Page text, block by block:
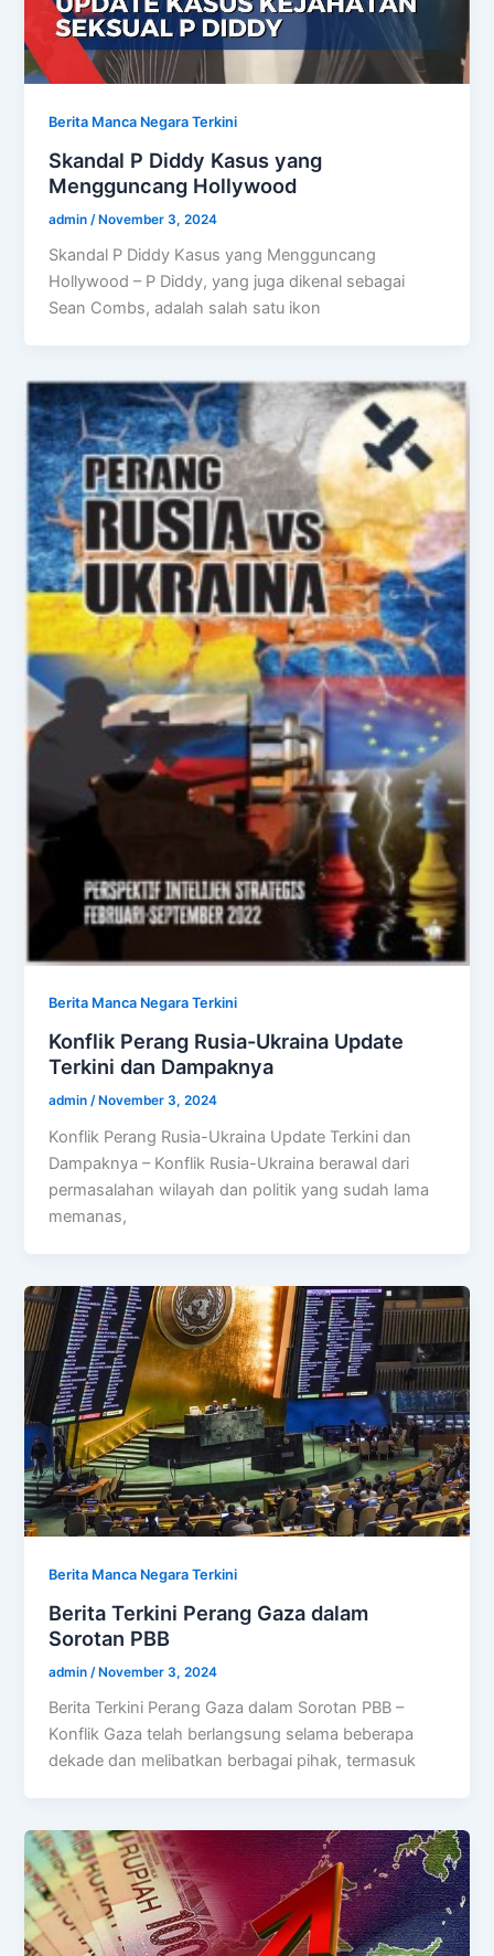
Berita Manca Negara Terkini
Skandal P Diddy Kasus yang
Mengguncang Hollywood
admin /November 3, 2024
Skandal P Diddy Kasus yang Mengguncang
Hollywood – P Diddy, yang juga dikenal sebagai
Sean Combs, adalah salah satu ikon
Berita Manca Negara Terkini
Konflik Perang Rusia-Ukraina Update
Terkini dan Dampaknya
admin/ November 3, 2024
Konflik Perang Rusia-Ukraina Update Terkini dan
Dampaknya – Konflik Rusia-Ukraina berawal dari
permasalahan wilayah dan politik yang sudah lama
memanas,
Berita Manca Negara Terkini
Berita Terkini Perang Gaza dalam
Sorotan PBB
admin /November 3, 2024
Berita Terkini Perang Gaza dalam Sorotan PBB –
Konflik Gaza telah berlangsung selama beberapa
dekade dan melibatkan berbagai pihak, termasuk